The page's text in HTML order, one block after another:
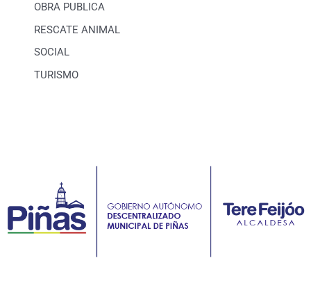
OBRA PUBLICA
RESCATE ANIMAL
SOCIAL
TURISMO